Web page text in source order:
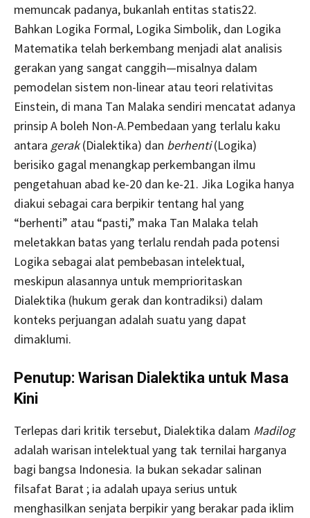
memuncak padanya, bukanlah entitas statis22.
Bahkan Logika Formal, Logika Simbolik, dan Logika
Matematika telah berkembang menjadi alat analisis
gerakan yang sangat canggih—misalnya dalam
pemodelan sistem non-linear atau teori relativitas
Einstein, di mana Tan Malaka sendiri mencatat adanya
prinsip A boleh Non-A.Pembedaan yang terlalu kaku
antara gerak(Dialektika) dan berhenti(Logika)
berisiko gagal menangkap perkembangan ilmu
pengetahuan abad ke-20 dan ke-21. Jika Logika hanya
diakui sebagai cara berpikir tentang hal yang
“berhenti” atau “pasti,” maka Tan Malaka telah
meletakkan batas yang terlalu rendah pada potensi
Logika sebagai alat pembebasan intelektual,
meskipun alasannya untuk memprioritaskan
Dialektika (hukum gerak dan kontradiksi) dalam
konteks perjuangan adalah suatu yang dapat
dimaklumi.
Penutup: Warisan Dialektika untuk Masa
Kini
Terlepas dari kritik tersebut, Dialektika dalam Madilog
adalah warisan intelektual yang tak ternilai harganya
bagi bangsa Indonesia. Ia bukan sekadar salinan
filsafat Barat ; ia adalah upaya serius untuk
menghasilkan senjata berpikir yang berakar pada iklim